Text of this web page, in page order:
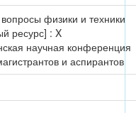
физики и техники
ресурс] : X
научная конференция
и аспирантов